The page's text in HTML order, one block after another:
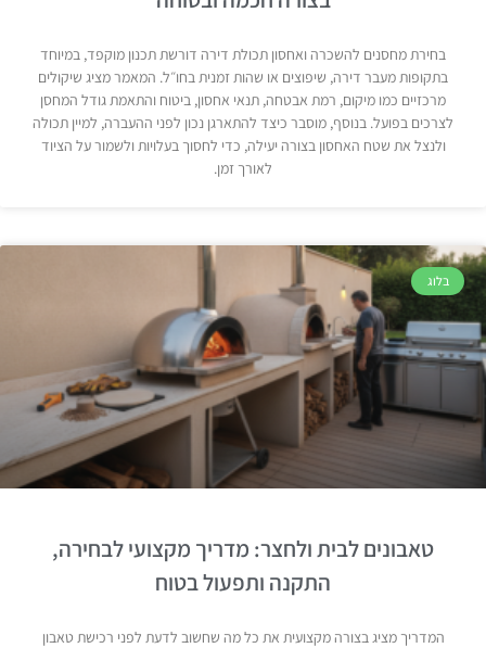
בחירת מחסנים להשכרה ואחסון תכולת דירה דורשת תכנון מוקפד, במיוחד
בתקופות מעבר דירה, שיפוצים או שהות זמנית בחו״ל. המאמר מציג שיקולים
מרכזיים כמו מיקום, רמת אבטחה, תנאי אחסון, ביטוח והתאמת גודל המחסן
לצרכים בפועל. בנוסף, מוסבר כיצד להתארגן נכון לפני ההעברה, למיין תכולה
ולנצל את שטח האחסון בצורה יעילה, כדי לחסוך בעלויות ולשמור על הציוד
לאורך זמן.
בלוג
טאבונים לבית ולחצר: מדריך מקצועי לבחירה,
התקנה ותפעול בטוח
המדריך מציג בצורה מקצועית את כל מה שחשוב לדעת לפני רכישת טאבון